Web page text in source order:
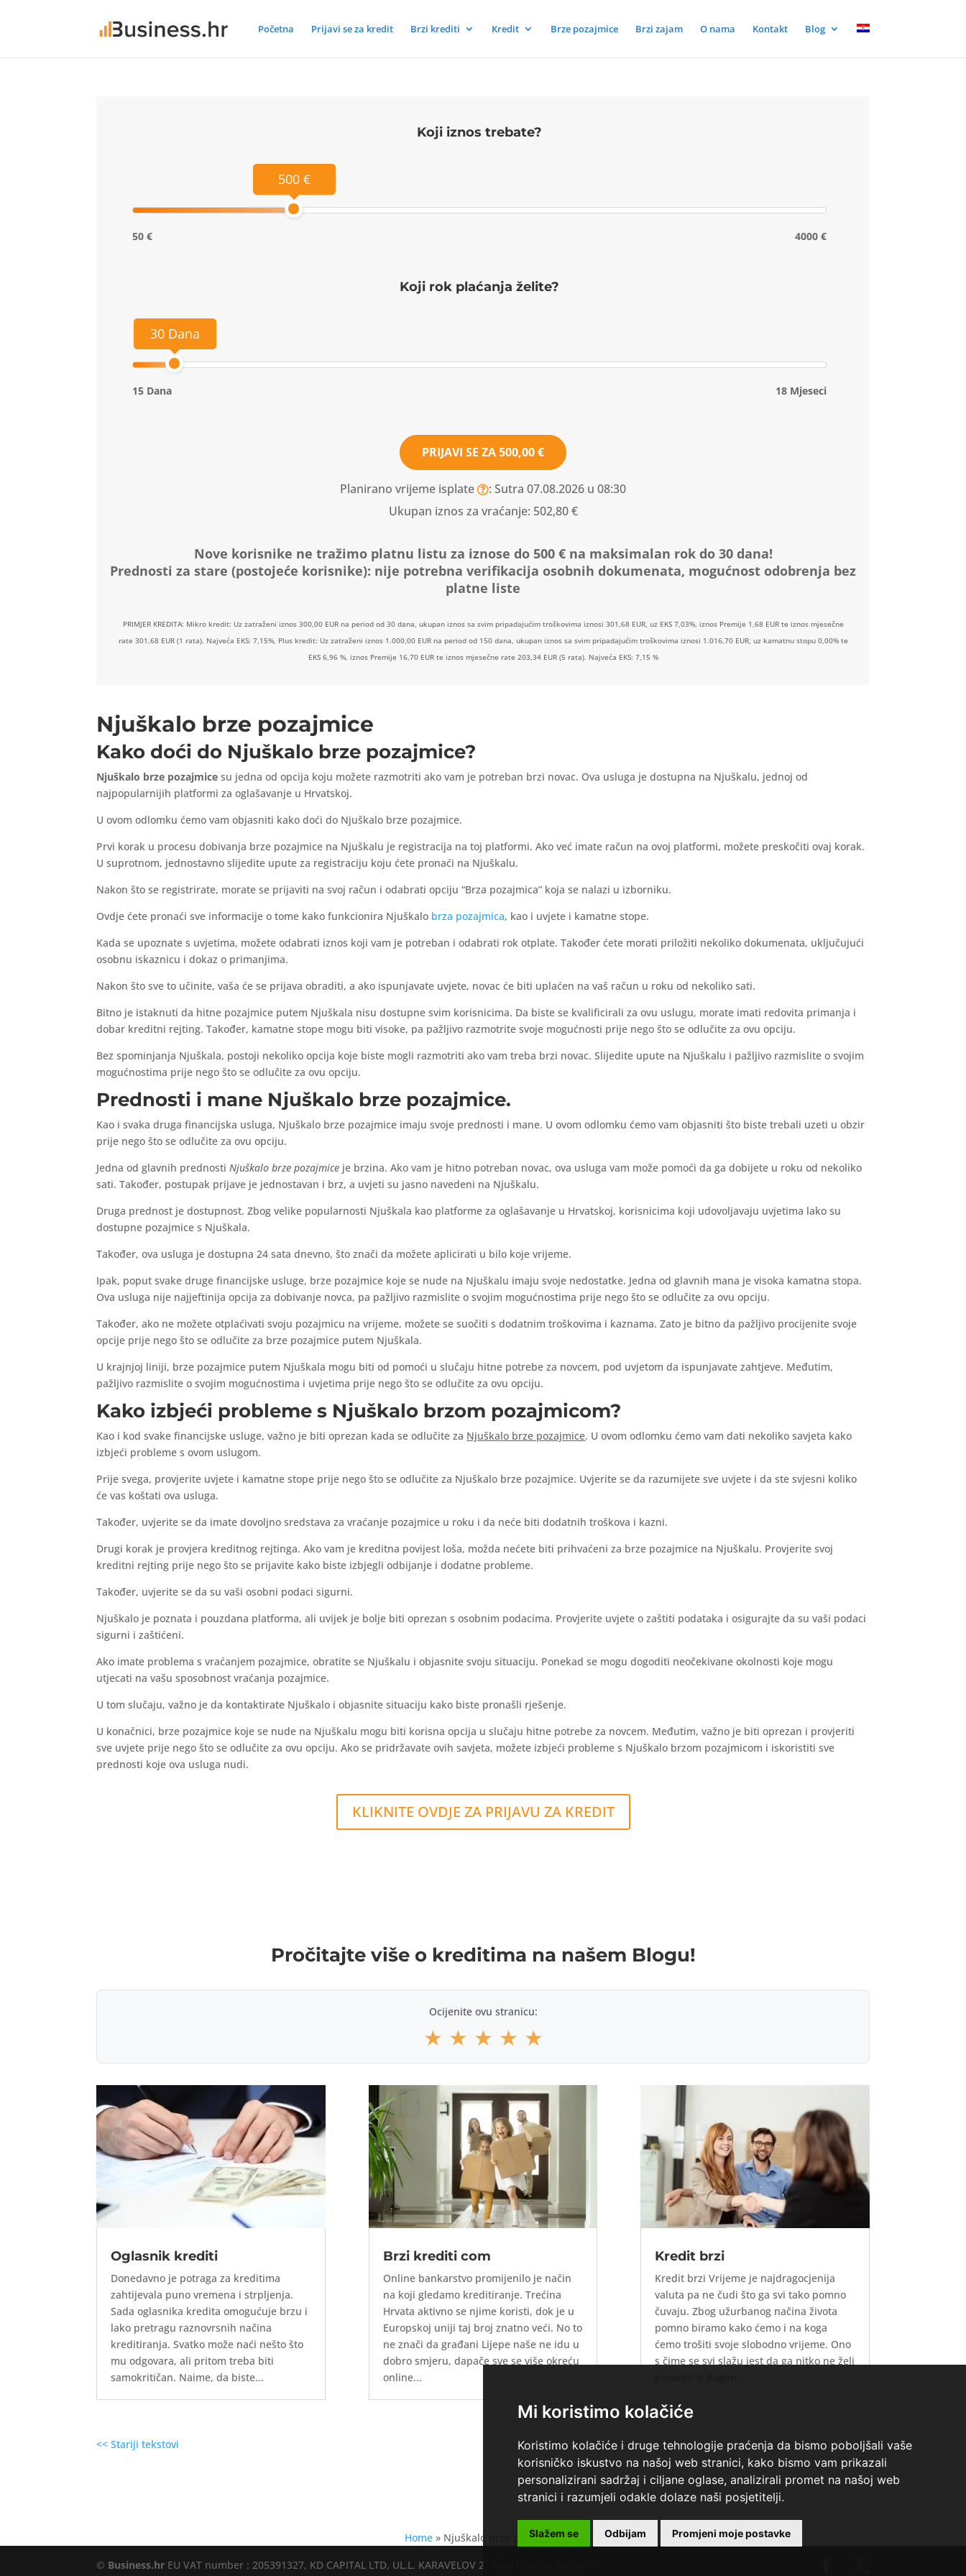
Mi koristimo kolačiće
Koristimo kolačiće i druge tehnologije praćenja da bismo poboljšali vaše
korisničko iskustvo na našoj web stranici, kako bismo vam prikazali
personalizirani sadržaj i ciljane oglase, analizirali promet na našoj web
stranici i razumjeli odakle dolaze naši posjetitelji.
Slažem se Odbijam Promjeni moje postavke
Početna Prijavi se za kredit Brzi krediti Kredit Brze pozajmice Brzi zajam O nama Kontakt Blog
Koji iznos trebate?
500 €
50 € 4000 €
Koji rok plaćanja želite?
30 Dana
15 Dana 18 Mjeseci
PRIJAVI SE ZA500,00 €
Planirano vrijeme isplate
: Sutra 07.08.2026 u 08:30
Ukupan iznos za vraćanje: 502,80 €
Nove korisnike ne tražimo platnu listu za iznose do 500 € na maksimalan rok do 30 dana!
Prednosti za stare (postojeće korisnike): nije potrebna verifikacija osobnih dokumenata, mogućnost odobrenja bez
platne liste
PRIMJER KREDITA: Mikro kredit: Uz zatraženi iznos 300,00 EUR na period od 30 dana, ukupan iznos sa svim pripadajućim troškovima iznosi 301,68 EUR, uz EKS 7,03%, iznos Premije 1,68 EUR te iznos mjesečne
rate 301,68 EUR (1 rata). Najveća EKS: 7,15%, Plus kredit: Uz zatraženi iznos 1.000,00 EUR na period od 150 dana, ukupan iznos sa svim pripadajućim troškovima iznosi 1.016,70 EUR, uz kamatnu stopu 0,00% te
EKS 6,96 %, iznos Premije 16,70 EUR te iznos mjesečne rate 203,34 EUR (5 rata). Najveća EKS: 7,15 %
Njuškalo brze pozajmice
Kako doći do Njuškalo brze pozajmice?
Njuškalo brze pozajmice su jedna od opcija koju možete razmotriti ako vam je potreban brzi novac. Ova usluga je dostupna na Njuškalu, jednoj od
najpopularnijih platformi za oglašavanje u Hrvatskoj.
U ovom odlomku ćemo vam objasniti kako doći do Njuškalo brze pozajmice.
Prvi korak u procesu dobivanja brze pozajmice na Njuškalu je registracija na toj platformi. Ako već imate račun na ovoj platformi, možete preskočiti ovaj korak.
U suprotnom, jednostavno slijedite upute za registraciju koju ćete pronaći na Njuškalu.
Nakon što se registrirate, morate se prijaviti na svoj račun i odabrati opciju “Brza pozajmica” koja se nalazi u izborniku.
Ovdje ćete pronaći sve informacije o tome kako funkcionira Njuškalo brza pozajmica, kao i uvjete i kamatne stope.
Kada se upoznate s uvjetima, možete odabrati iznos koji vam je potreban i odabrati rok otplate. Također ćete morati priložiti nekoliko dokumenata, uključujući
osobnu iskaznicu i dokaz o primanjima.
Nakon što sve to učinite, vaša će se prijava obraditi, a ako ispunjavate uvjete, novac će biti uplaćen na vaš račun u roku od nekoliko sati.
Bitno je istaknuti da hitne pozajmice putem Njuškala nisu dostupne svim korisnicima. Da biste se kvalificirali za ovu uslugu, morate imati redovita primanja i
dobar kreditni rejting. Također, kamatne stope mogu biti visoke, pa pažljivo razmotrite svoje mogućnosti prije nego što se odlučite za ovu opciju.
Bez spominjanja Njuškala, postoji nekoliko opcija koje biste mogli razmotriti ako vam treba brzi novac. Slijedite upute na Njuškalu i pažljivo razmislite o svojim
mogućnostima prije nego što se odlučite za ovu opciju.
Prednosti i mane Njuškalo brze pozajmice.
Kao i svaka druga financijska usluga, Njuškalo brze pozajmice imaju svoje prednosti i mane. U ovom odlomku ćemo vam objasniti što biste trebali uzeti u obzir
prije nego što se odlučite za ovu opciju.
Jedna od glavnih prednostiNjuškalo brze pozajmice je brzina. Ako vam je hitno potreban novac, ova usluga vam može pomoći da ga dobijete u roku od nekoliko
sati. Također, postupak prijave je jednostavan i brz, a uvjeti su jasno navedeni na Njuškalu.
Druga prednost je dostupnost. Zbog velike popularnosti Njuškala kao platforme za oglašavanje u Hrvatskoj, korisnicima koji udovoljavaju uvjetima lako su
dostupne pozajmice s Njuškala.
Također, ova usluga je dostupna 24 sata dnevno, što znači da možete aplicirati u bilo koje vrijeme.
Ipak, poput svake druge financijske usluge, brze pozajmice koje se nude na Njuškalu imaju svoje nedostatke. Jedna od glavnih mana je visoka kamatna stopa.
Ova usluga nije najjeftinija opcija za dobivanje novca, pa pažljivo razmislite o svojim mogućnostima prije nego što se odlučite za ovu opciju.
Također, ako ne možete otplaćivati svoju pozajmicu na vrijeme, možete se suočiti s dodatnim troškovima i kaznama. Zato je bitno da pažljivo procijenite svoje
opcije prije nego što se odlučite za brze pozajmice putem Njuškala.
U krajnjoj liniji, brze pozajmice putem Njuškala mogu biti od pomoći u slučaju hitne potrebe za novcem, pod uvjetom da ispunjavate zahtjeve. Međutim,
pažljivo razmislite o svojim mogućnostima i uvjetima prije nego što se odlučite za ovu opciju.
Kako izbjeći probleme s Njuškalo brzom pozajmicom?
Kao i kod svake financijske usluge, važno je biti oprezan kada se odlučite za Njuškalo brze pozajmice. U ovom odlomku ćemo vam dati nekoliko savjeta kako
izbjeći probleme s ovom uslugom.
Prije svega, provjerite uvjete i kamatne stope prije nego što se odlučite za Njuškalo brze pozajmice. Uvjerite se da razumijete sve uvjete i da ste svjesni koliko
će vas koštati ova usluga.
Također, uvjerite se da imate dovoljno sredstava za vraćanje pozajmice u roku i da neće biti dodatnih troškova i kazni.
Drugi korak je provjera kreditnog rejtinga. Ako vam je kreditna povijest loša, možda nećete biti prihvaćeni za brze pozajmice na Njuškalu. Provjerite svoj
kreditni rejting prije nego što se prijavite kako biste izbjegli odbijanje i dodatne probleme.
Također, uvjerite se da su vaši osobni podaci sigurni.
Njuškalo je poznata i pouzdana platforma, ali uvijek je bolje biti oprezan s osobnim podacima. Provjerite uvjete o zaštiti podataka i osigurajte da su vaši podaci
sigurni i zaštićeni.
Ako imate problema s vraćanjem pozajmice, obratite se Njuškalu i objasnite svoju situaciju. Ponekad se mogu dogoditi neočekivane okolnosti koje mogu
utjecati na vašu sposobnost vraćanja pozajmice.
U tom slučaju, važno je da kontaktirate Njuškalo i objasnite situaciju kako biste pronašli rješenje.
U konačnici, brze pozajmice koje se nude na Njuškalu mogu biti korisna opcija u slučaju hitne potrebe za novcem. Međutim, važno je biti oprezan i provjeriti
sve uvjete prije nego što se odlučite za ovu opciju. Ako se pridržavate ovih savjeta, možete izbjeći probleme s Njuškalo brzom pozajmicom i iskoristiti sve
prednosti koje ova usluga nudi.
KLIKNITE OVDJE ZA PRIJAVU ZA KREDIT
Pročitajte više o kreditima na našem Blogu!
Ocijenite ovu stranicu:
★ ★ ★ ★ ★
Oglasnik krediti
Donedavno je potraga za kreditima
zahtijevala puno vremena i strpljenja.
Sada oglasnika kredita omogućuje brzu i
lako pretragu raznovrsnih načina
kreditiranja. Svatko može naći nešto što
mu odgovara, ali pritom treba biti
samokritičan. Naime, da biste...
Brzi krediti com
Online bankarstvo promijenilo je način
na koji gledamo kreditiranje. Trećina
Hrvata aktivno se njime koristi, dok je u
Europskoj uniji taj broj znatno veći. No to
ne znači da građani Lijepe naše ne idu u
dobro smjeru, dapače sve se više okreću
online...
Kredit brzi
Kredit brzi Vrijeme je najdragocjenija
valuta pa ne čudi što ga svi tako pomno
čuvaju. Zbog užurbanog načina života
pomno biramo kako ćemo i na koga
ćemo trošiti svoje slobodno vrijeme. Ono
s čime se svi slažu jest da ga nitko ne želi
<< Stariji tekstovi
Home» Njuškalo brze pozajmice
© Business.hr EU VAT number : 205391327, KD CAPITAL LTD, UL.L. KARAVELOV 2, 4000 Plovdiv, Bulgaria